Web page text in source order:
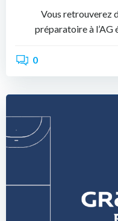
Vous retrouverez
préparatoire à
0